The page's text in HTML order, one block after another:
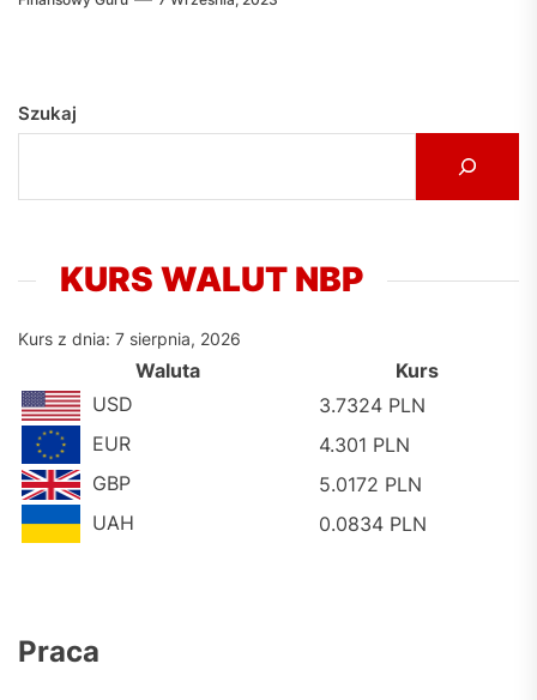
Szukaj
KURS WALUT NBP
Kurs z dnia: 7 sierpnia, 2026
Waluta
Kurs
USD
3.7324 PLN
EUR
4.301 PLN
GBP
5.0172 PLN
UAH
0.0834 PLN
Praca